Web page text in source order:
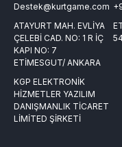
Destek@kurtgame.com
ATAYURT MAH. EVLİYA
ÇELEBİ CAD. NO: 1 R İÇ
KAPI NO: 7
ETİMESGUT/ ANKARA
KGP ELEKTRONİK
HİZMETLER YAZILIM
DANIŞMANLIK TİCARET
LİMİTED ŞİRKETİ